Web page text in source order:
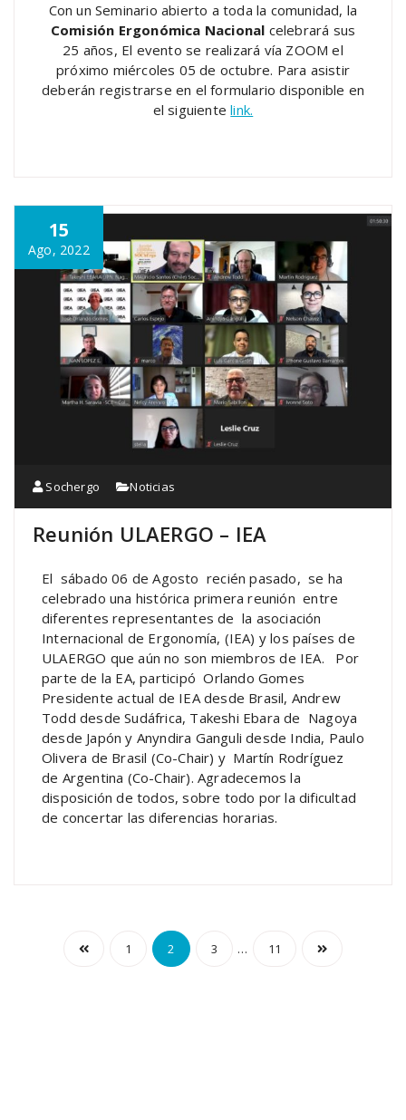
Con un Seminario abierto a toda la comunidad, la
Comisión Ergonómica Nacional celebrará sus
25 años, El evento se realizará vía ZOOM el
próximo miércoles 05 de octubre. Para asistir
deberán registrarse en el formulario disponible en
el siguientelink.
15
Ago, 2022
Sochergo Noticias
Reunión ULAERGO – IEA
El sábado 06 de Agosto recién pasado, se ha
celebrado una histórica primera reunión entre
diferentes representantes de la asociación
Internacional de Ergonomía, (IEA) y los países de
ULAERGO que aún no son miembros de IEA. Por
parte de la EA, participó Orlando Gomes
Presidente actual de IEA desde Brasil, Andrew
Todd desde Sudáfrica, Takeshi Ebara de Nagoya
desde Japón y Anyndira Ganguli desde India, Paulo
Olivera de Brasil (Co-Chair) y Martín Rodríguez
de Argentina (Co-Chair). Agradecemos la
disposición de todos, sobre todo por la dificultad
de concertar las diferencias horarias.
1 2 3 … 11